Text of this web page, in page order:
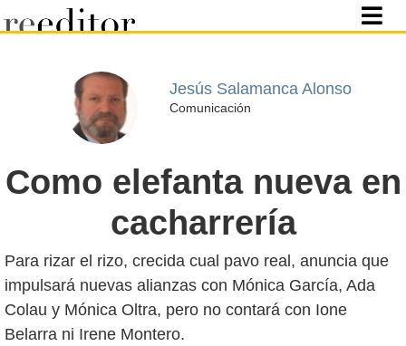
Jesús Salamanca Alonso
Comunicación
Como elefanta nueva en
cacharrería
Para rizar el rizo, crecida cual pavo real, anuncia que
impulsará nuevas alianzas con Mónica García, Ada
Colau y Mónica Oltra, pero no contará con Ione